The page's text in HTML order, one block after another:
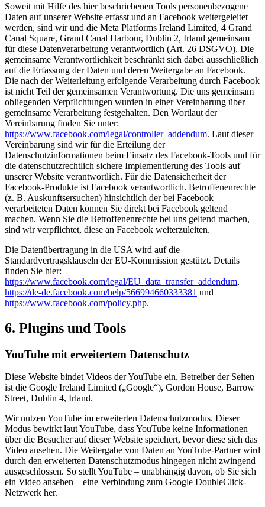
Soweit mit Hilfe des hier beschriebenen Tools personenbezogene
Daten auf unserer Website erfasst und an Facebook weitergeleitet
werden, sind wir und die Meta Platforms Ireland Limited, 4 Grand
Canal Square, Grand Canal Harbour, Dublin 2, Irland gemeinsam
für diese Datenverarbeitung verantwortlich (Art. 26 DSGVO). Die
gemeinsame Verantwortlichkeit beschränkt sich dabei ausschließlich
auf die Erfassung der Daten und deren Weitergabe an Facebook.
Die nach der Weiterleitung erfolgende Verarbeitung durch Facebook
ist nicht Teil der gemeinsamen Verantwortung. Die uns gemeinsam
obliegenden Verpflichtungen wurden in einer Vereinbarung über
gemeinsame Verarbeitung festgehalten. Den Wortlaut der
Vereinbarung finden Sie unter:
https://www.facebook.com/legal/controller_addendum. Laut dieser
Vereinbarung sind wir für die Erteilung der
Datenschutzinformationen beim Einsatz des Facebook-Tools und für
die datenschutzrechtlich sichere Implementierung des Tools auf
unserer Website verantwortlich. Für die Datensicherheit der
Facebook-Produkte ist Facebook verantwortlich. Betroffenenrechte
(z. B. Auskunftsersuchen) hinsichtlich der bei Facebook
verarbeiteten Daten können Sie direkt bei Facebook geltend
machen. Wenn Sie die Betroffenenrechte bei uns geltend machen,
sind wir verpflichtet, diese an Facebook weiterzuleiten.
Die Datenübertragung in die USA wird auf die
Standardvertragsklauseln der EU-Kommission gestützt. Details
finden Sie hier:
https://www.facebook.com/legal/EU_data_transfer_addendum,
https://de-de.facebook.com/help/566994660333381 und
https://www.facebook.com/policy.php.
6. Plugins und Tools
YouTube mit erweitertem Datenschutz
Diese Website bindet Videos der YouTube ein. Betreiber der Seiten
ist die Google Ireland Limited („Google“), Gordon House, Barrow
Street, Dublin 4, Irland.
Wir nutzen YouTube im erweiterten Datenschutzmodus. Dieser
Modus bewirkt laut YouTube, dass YouTube keine Informationen
über die Besucher auf dieser Website speichert, bevor diese sich das
Video ansehen. Die Weitergabe von Daten an YouTube-Partner wird
durch den erweiterten Datenschutzmodus hingegen nicht zwingend
ausgeschlossen. So stellt YouTube – unabhängig davon, ob Sie sich
ein Video ansehen – eine Verbindung zum Google DoubleClick-
Netzwerk her.